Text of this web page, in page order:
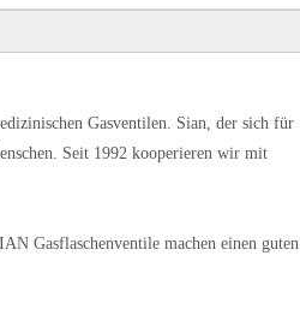
Gasventilen. Sian, der sich für
Seit 1992 kooperieren wir mit
Gasflaschenventile machen einen guten